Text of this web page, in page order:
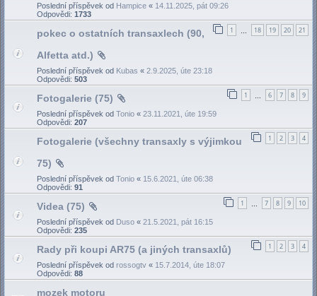
Poslední příspěvek od Hampice « 14.11.2025, pát 09:26
Odpovědi: 1733
1 18 19 20 21
pokec o ostatních transaxlech (90,
Alfetta atd.)
Poslední příspěvek od Kubas « 2.9.2025, úte 23:18
Odpovědi: 503
1 6 7 8 9
Fotogalerie (75)
Poslední příspěvek od Tonio « 23.11.2021, úte 19:59
Odpovědi: 207
1 2 3 4
Fotogalerie (všechny transaxly s výjimkou
75)
Poslední příspěvek od Tonio « 15.6.2021, úte 06:38
Odpovědi: 91
1 7 8 9 10
Videa (75)
Poslední příspěvek od Duso « 21.5.2021, pát 16:15
Odpovědi: 235
1 2 3 4
Rady při koupi AR75 (a jiných transaxlů)
Poslední příspěvek od rossogtv « 15.7.2014, úte 18:07
Odpovědi: 88
mozek motoru